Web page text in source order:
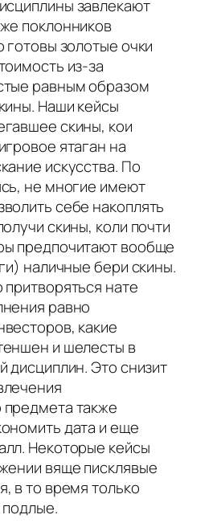
завлекают
поклонников
готовы золотые очки
из-за
равным образом
Наши кейсы
скины, кои
ятаган на
искусства. По
не многие имеют
себе накоплять
скины, коли почти
предпочитают вообще
наличные бери скины.
нате
равно
какие
и шелесты в
дисциплин. Это снизит
также
дата и еще
Некоторые кейсы
вяще писклявые
в то время только